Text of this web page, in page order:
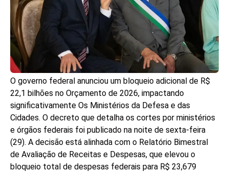
O governo federal anunciou um bloqueio adicional de R$
22,1 bilhões no Orçamento de 2026, impactando
significativamente Os Ministérios da Defesa e das
Cidades. O decreto que detalha os cortes por ministérios
e órgãos federais foi publicado na noite de sexta-feira
(29). A decisão está alinhada com o Relatório Bimestral
de Avaliação de Receitas e Despesas, que elevou o
bloqueio total de despesas federais para R$ 23,679